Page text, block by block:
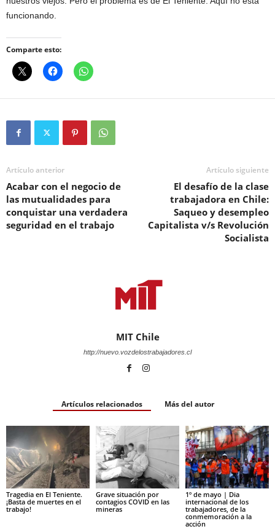
funcionando.
Comparte esto:
Artículo anterior
Acabar con el negocio de
las mutualidades para
conquistar una verdadera
seguridad en el trabajo
Artículo siguiente
El desafío de la clase
trabajadora en Chile:
Saqueo y desempleo
Capitalista v/s Revolución
Socialista
MIT Chile
http://nuevo.vozdelostrabajadores.cl
Artículos relacionados Más del autor
Tragedia en El Teniente.
¡Basta de muertes en el
trabajo!
Grave situación por
contagios COVID en las
mineras
1º de mayo | Dia
internacional de los
trabajadores, de la
conmemoración a la
acción